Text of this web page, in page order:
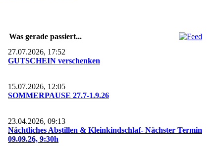
Was gerade passiert...
27.07.2026, 17:52
GUTSCHEIN verschenken
15.07.2026, 12:05
SOMMERPAUSE 27.7-1.9.26
23.04.2026, 09:13
Nächtliches Abstillen & Kleinkindschlaf- Nächster Termin
09.09.26, 9:30h